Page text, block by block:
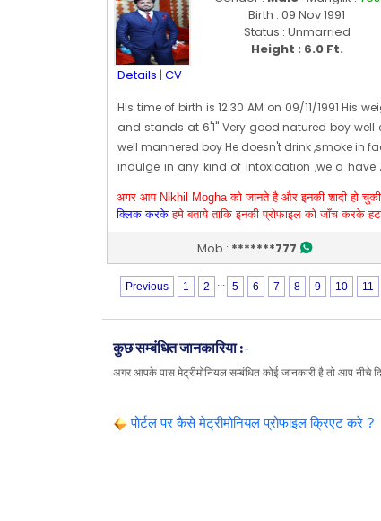
Details | CV
Birth : 09 Nov 1991
Status : Unmarried
Height : 6.0 Ft.
His time of birth is 12.30 AM on 09/11/1991 His
and stands at 6'1" Very good natured boy well
well mannered boy He doesn't drink ,smoke in
indulge in any kind of intoxication ,we a have
high morals and values ,should be atleast
working in any department Thanks and
Kumar 9810053777
My younger son is working with IDFC first
30,000 per month He is in finanace
me in my own business We are into rubber
provide rollers for printing machines pan India
Profile Last Updated ON : 27/09/2021 07:37 PM
अगर आप Nikhil Mogha को जानते है और इनकी शादी हो
क्लिक करकेहमे बताये ताकि इनकी प्रोफाइल को जाँच करके
Mob : *******777
Previous 1 2 ... 5 6 7 8 9 10 11
कुछ सम्बंधित जानकारिया :-
अगर आपके पास मेट्रीमोनियल सम्बंधित कोई जानकारी है तो आप नीचे
पोर्टल पर कैसे मेट्रीमोनियल प्रोफाइल क्रिएट करे ?